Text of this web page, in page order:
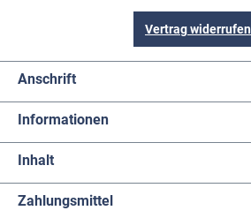
Vertrag widerrufen
Anschrift
Informationen
Inhalt
Zahlungsmittel